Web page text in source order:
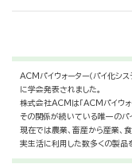
ACMパイウォーター（パイ化シ
に学会発表されました。
株式会社ACMは「ACMパイウォ
その関係が続いている唯一のパ
現在では農業、畜産から産業、
実生活に利用した数多くの製品